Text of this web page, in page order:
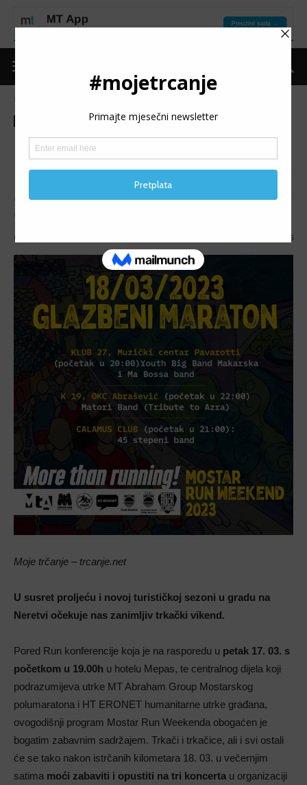
Izdvojeno Trke Najave Promo Vijesti
Glazbeni maraton u sklopu
Mostar Run Weekenda 2023.
Poklon Grada Mostara za sve trkačice, trkače, kao i sve
ostale željne dobre zabave.
Objavio 1085
Moje trčanje – trcanje.net
U susret proljeću i novoj turističkoj sezoni u gradu na
Neretvi očekuje nas zanimljiv trkački vikend.
Pored Run konferencije koja je na rasporedu u petak 17. 03. s
početkom u 19.00h u hotelu Mepas, te centralnog dijela koji
podrazumijeva utrke MT Abraham Group Mostarskog
polumaratona i HT ERONET humanitarne utrke građana,
ovogodišnji program Mostar Run Weekenda obogaćen je
bogatim zabavnim sadržajem. Trkači i trkačice, ali i svi ostali
će se tako nakon istrčanih kilometara 18. 03. u večernjim
satima moći zabaviti i opustiti na tri koncerta u organizaciji